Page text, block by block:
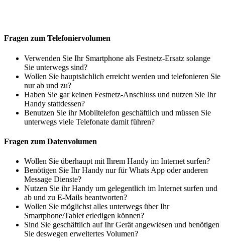
Fragen zum Telefoniervolumen
Verwenden Sie Ihr Smartphone als Festnetz-Ersatz solange
Sie unterwegs sind?
Wollen Sie hauptsächlich erreicht werden und telefonieren Sie
nur ab und zu?
Haben Sie gar keinen Festnetz-Anschluss und nutzen Sie Ihr
Handy stattdessen?
Benutzen Sie ihr Mobiltelefon geschäftlich und müssen Sie
unterwegs viele Telefonate damit führen?
Fragen zum Datenvolumen
Wollen Sie überhaupt mit Ihrem Handy im Internet surfen?
Benötigen Sie Ihr Handy nur für Whats App oder anderen
Message Dienste?
Nutzen Sie ihr Handy um gelegentlich im Internet surfen und
ab und zu E-Mails beantworten?
Wollen Sie möglichst alles unterwegs über Ihr
Smartphone/Tablet erledigen können?
Sind Sie geschäftlich auf Ihr Gerät angewiesen und benötigen
Sie deswegen erweitertes Volumen?